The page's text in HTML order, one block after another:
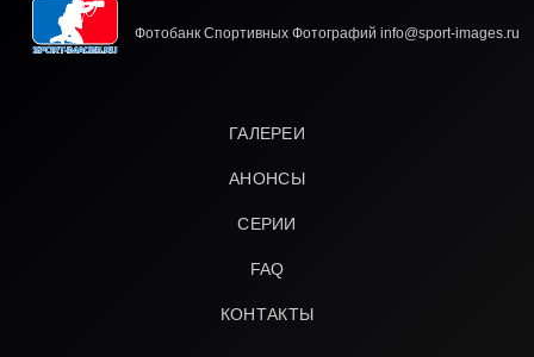
Фотобанк Спортивных Фотографий info@sport-images.ru
ГАЛЕРЕИ
АНОНСЫ
СЕРИИ
FAQ
КОНТАКТЫ